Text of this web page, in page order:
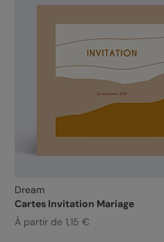
Dream
Cartes Invitation Mariage
À partir de 1,15 €